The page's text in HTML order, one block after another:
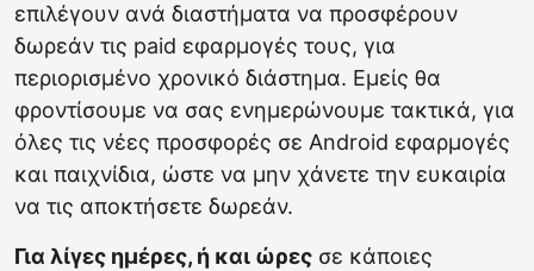
επιλέγουν ανά διαστήματα να προσφέρουν
δωρεάν τις paid εφαρμογές τους, για
περιορισμένο χρονικό διάστημα. Εμείς θα
φροντίσουμε να σας ενημερώνουμε τακτικά, για
όλες τις νέες προσφορές σε Android εφαρμογές
και παιχνίδια, ώστε να μην χάνετε την ευκαιρία
να τις αποκτήσετε δωρεάν.
Για λίγες ημέρες, ή και ώρες σε κάποιες